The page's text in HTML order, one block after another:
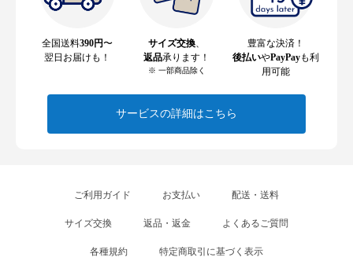
全国送料390円〜
翌日お届けも！
サイズ交換
返品承ります！
※ 一部商品除く
豊富な決済！
後払いやPayPayも利
用可能
サービスの詳細はこちら
ご利用ガイド お支払い 配送・送料
サイズ交換 返品・返金 よくあるご質問
各種規約 特定商取引に基づく表示